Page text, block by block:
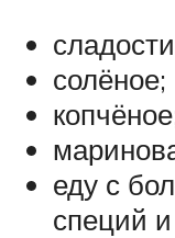
солёное;
еду с
специй